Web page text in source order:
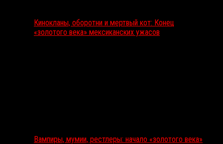
Кинокланы, оборотни и мертвый кот: Конец
«золотого века» мексиканских ужасов
Вампиры, мумии, рестлеры: начало «золотого века»